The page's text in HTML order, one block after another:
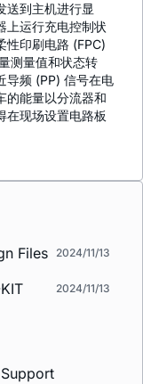
送到主机进行显
上运行充电控制状
性印刷电路 (FPC)
测量值和状态转
导频 (PP) 信号在电
的能量以分流器和
在现场设置电路板
Files 2024/11/13
2024/11/13